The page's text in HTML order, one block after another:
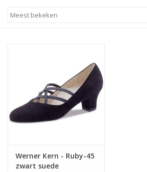
Werner Kern - Ruby-45
zwart suede